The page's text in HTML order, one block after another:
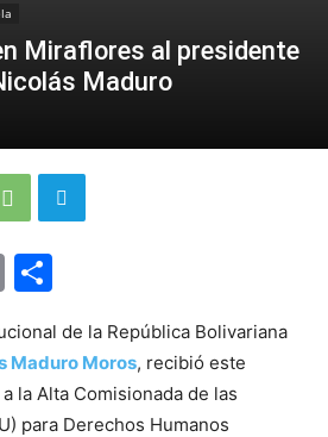
Miraflores al presidente
Maduro
Email
de la República Bolivariana
Maduro Moros, recibió este
la Alta Comisionada de las
para Derechos Humanos